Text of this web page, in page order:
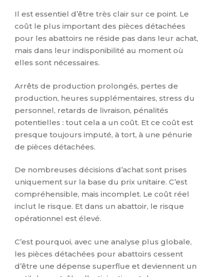
Il est essentiel d’être très clair sur ce point. Le
coût le plus important des pièces détachées
pour les abattoirs ne réside pas dans leur achat,
mais dans leur indisponibilité au moment où
elles sont nécessaires.
Arrêts de production prolongés, pertes de
production, heures supplémentaires, stress du
personnel, retards de livraison, pénalités
potentielles : tout cela a un coût. Et ce coût est
presque toujours imputé, à tort, à une pénurie
de pièces détachées.
De nombreuses décisions d’achat sont prises
uniquement sur la base du prix unitaire. C’est
compréhensible, mais incomplet. Le coût réel
inclut le risque. Et dans un abattoir, le risque
opérationnel est élevé.
C’est pourquoi, avec une analyse plus globale,
les pièces détachées pour abattoirs cessent
d’être une dépense superflue et deviennent un